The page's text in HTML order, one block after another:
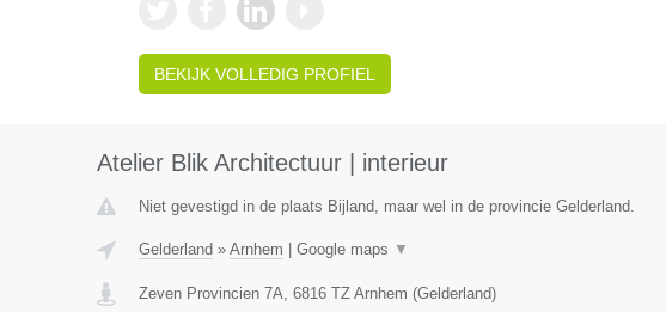
BEKIJK VOLLEDIG PROFIEL
Atelier Blik Architectuur | interieur
Niet gevestigd in de plaats Bijland, maar wel in de provincie Gelderland.
Gelderland » Arnhem Google maps ▼
Zeven Provincien 7A, 6816 TZ Arnhem (Gelderland)